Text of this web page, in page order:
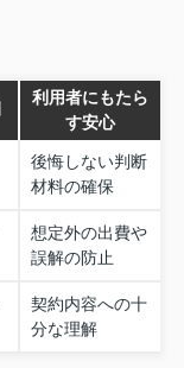
利用者にもたら
す安心
後悔しない判断
材料の確保
想定外の出費や
誤解の防止
契約内容への十
分な理解